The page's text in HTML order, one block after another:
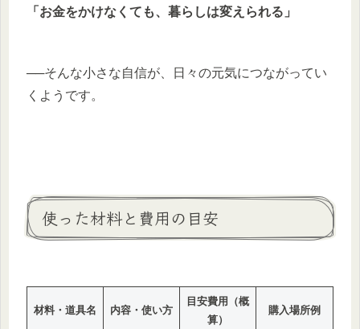
「お金をかけなくても、暮らしは変えられる」
──そんな小さな自信が、日々の元気につながってい
くようです。
使った材料と費用の目安
材料・道具名 内容・使い方
目安費用（概
算）
購入場所例